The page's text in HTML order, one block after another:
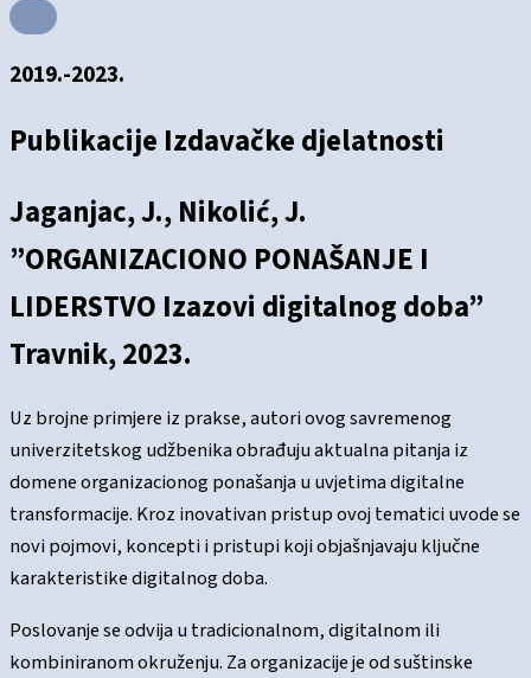
2019.-2023.
Publikacije Izdavačke djelatnosti
Jaganjac, J., Nikolić, J.
”ORGANIZACIONO PONAŠANJE I
LIDERSTVO Izazovi digitalnog doba”
Travnik, 2023.
Uz brojne primjere iz prakse, autori ovog savremenog
univerzitetskog udžbenika obrađuju aktualna pitanja iz
domene organizacionog ponašanja u uvjetima digitalne
transformacije. Kroz inovativan pristup ovoj tematici uvode se
novi pojmovi, koncepti i pristupi koji objašnjavaju ključne
karakteristike digitalnog doba.
Poslovanje se odvija u tradicionalnom, digitalnom ili
kombiniranom okruženju. Za organizacije je od suštinske